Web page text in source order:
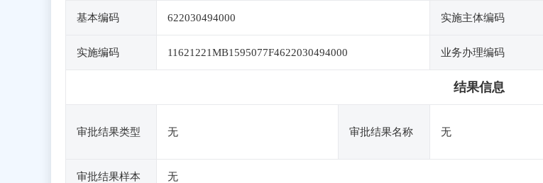
基本编码 622030494000 实施主体编码
实施编码 11621221MB1595077F4622030494000 业务办理编码
结果信息
审批结果类型 无 审批结果名称 无
审批结果样本 无